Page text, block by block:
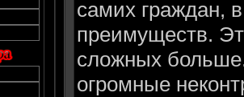
самих граждан,
преимуществ.
сложных
огромные